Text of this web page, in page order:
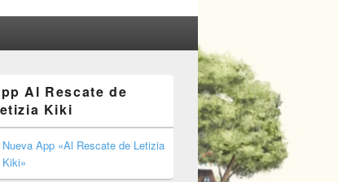
Al Rescate de
Kiki
Nueva App «Al Rescate de Letizia
Kiki»